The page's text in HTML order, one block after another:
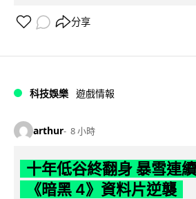
分享
科技娛樂 遊戲情報
arthur 8 小時
十年低谷終翻身 暴雪連
《暗黑 4》資料片逆襲